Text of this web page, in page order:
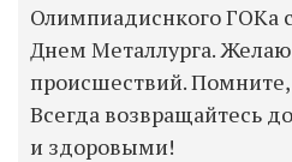
Олимпиадиснкого ГОКа
Днем Металлурга. Желаю
происшествий.
Всегда возвращайтесь
и здоровыми!